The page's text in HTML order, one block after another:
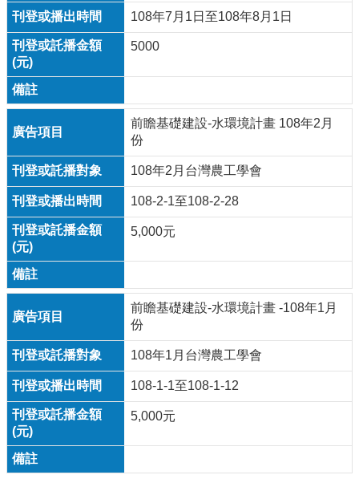
108年7月1日至108年8月1日
5000
前瞻基礎建設-水環境計畫 108年2月
份
108年2月台灣農工學會
108-2-1至108-2-28
5,000元
前瞻基礎建設-水環境計畫 -108年1月
份
108年1月台灣農工學會
108-1-1至108-1-12
5,000元